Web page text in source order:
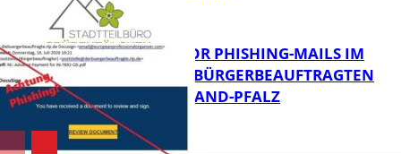
Panorama
VORSICHT VOR PHISHING-MAILS IM
NAMEN DES BÜRGERBEAUFTRAGTEN
VON RHEINLAND-PFALZ